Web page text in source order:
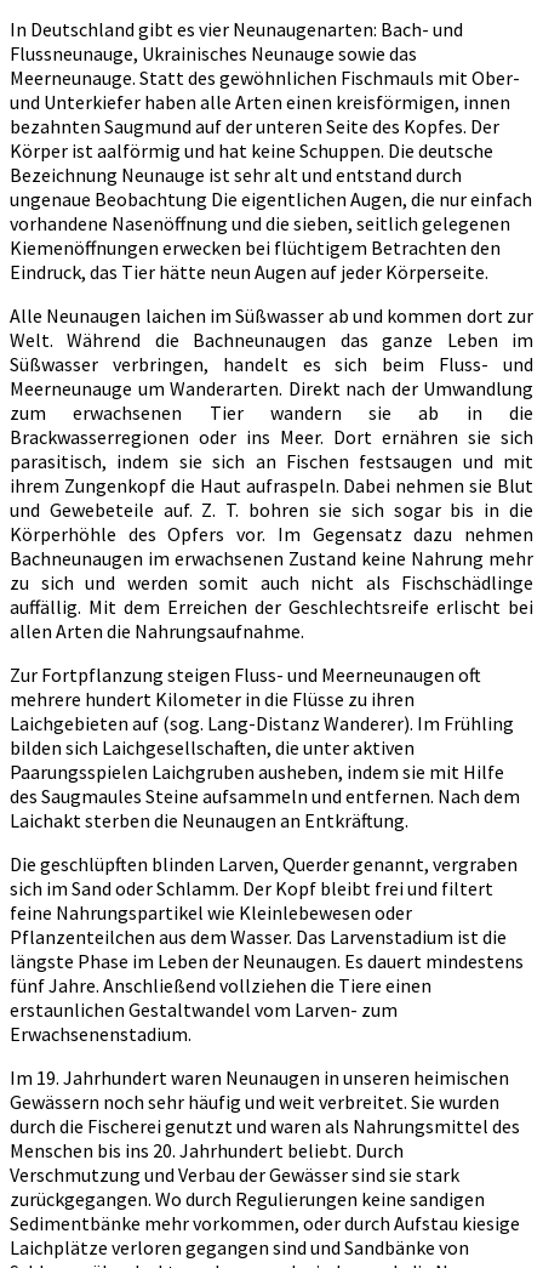
In Deutschland gibt es vier Neunaugenarten: Bach- und
Flussneunauge, Ukrainisches Neunauge sowie das
Meerneunauge. Statt des gewöhnlichen Fischmauls mit Ober-
und Unterkiefer haben alle Arten einen kreisförmigen, innen
bezahnten Saugmund auf der unteren Seite des Kopfes. Der
Körper ist aalförmig und hat keine Schuppen. Die deutsche
Bezeichnung Neunauge ist sehr alt und entstand durch
ungenaue Beobachtung Die eigentlichen Augen, die nur einfach
vorhandene Nasenöffnung und die sieben, seitlich gelegenen
Kiemenöffnungen erwecken bei flüchtigem Betrachten den
Eindruck, das Tier hätte neun Augen auf jeder Körperseite.
Alle Neunaugen laichen im Süßwasser ab und kommen dort zur
Welt. Während die Bachneunaugen das ganze Leben im
Süßwasser verbringen, handelt es sich beim Fluss- und
Meerneunauge um Wanderarten. Direkt nach der Umwandlung
zum erwachsenen Tier wandern sie ab in die
Brackwasserregionen oder ins Meer. Dort ernähren sie sich
parasitisch, indem sie sich an Fischen festsaugen und mit
ihrem Zungenkopf die Haut aufraspeln. Dabei nehmen sie Blut
und Gewebeteile auf. Z. T. bohren sie sich sogar bis in die
Körperhöhle des Opfers vor. Im Gegensatz dazu nehmen
Bachneunaugen im erwachsenen Zustand keine Nahrung mehr
zu sich und werden somit auch nicht als Fischschädlinge
auffällig. Mit dem Erreichen der Geschlechtsreife erlischt bei
allen Arten die Nahrungsaufnahme.
Zur Fortpflanzung steigen Fluss- und Meerneunaugen oft
mehrere hundert Kilometer in die Flüsse zu ihren
Laichgebieten auf (sog. Lang-Distanz Wanderer). Im Frühling
bilden sich Laichgesellschaften, die unter aktiven
Paarungsspielen Laichgruben ausheben, indem sie mit Hilfe
des Saugmaules Steine aufsammeln und entfernen. Nach dem
Laichakt sterben die Neunaugen an Entkräftung.
Die geschlüpften blinden Larven, Querder genannt, vergraben
sich im Sand oder Schlamm. Der Kopf bleibt frei und filtert
feine Nahrungspartikel wie Kleinlebewesen oder
Pflanzenteilchen aus dem Wasser. Das Larvenstadium ist die
längste Phase im Leben der Neunaugen. Es dauert mindestens
fünf Jahre. Anschließend vollziehen die Tiere einen
erstaunlichen Gestaltwandel vom Larven- zum
Erwachsenenstadium.
Im 19. Jahrhundert waren Neunaugen in unseren heimischen
Gewässern noch sehr häufig und weit verbreitet. Sie wurden
durch die Fischerei genutzt und waren als Nahrungsmittel des
Menschen bis ins 20. Jahrhundert beliebt. Durch
Verschmutzung und Verbau der Gewässer sind sie stark
zurückgegangen. Wo durch Regulierungen keine sandigen
Sedimentbänke mehr vorkommen, oder durch Aufstau kiesige
Laichplätze verloren gegangen sind und Sandbänke von